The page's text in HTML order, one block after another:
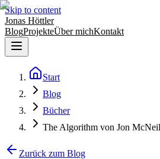
Skip to content
Jonas Höttler
BlogProjekteÜber michKontakt
Start
Blog
Bücher
The Algorithm von Jon
Zurück zum Blog